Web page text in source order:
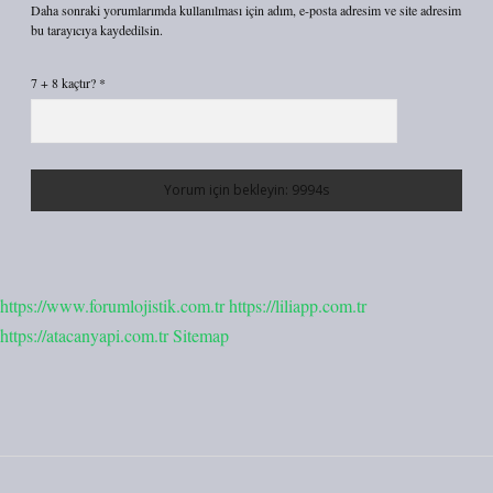
Daha sonraki yorumlarımda kullanılması için adım, e-posta adresim ve site adresim
bu tarayıcıya kaydedilsin.
7 + 8 kaçtır? *
https://www.forumlojistik.com.trhttps://liliapp.com.tr
https://atacanyapi.com.trSitemap